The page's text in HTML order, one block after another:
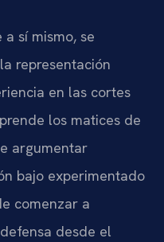
sí mismo, se
representación
en las cortes
los matices de
argumentar
bajo experimentado
comenzar a
desde el